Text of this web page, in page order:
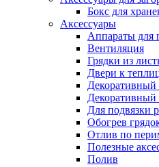
Бокс для
Аксессуары
Аппараты для
Вентиляция
Грядки из
Двери к
Декоративный
Для подвязки
Обогрев
Отлив по
Полезные
Полив